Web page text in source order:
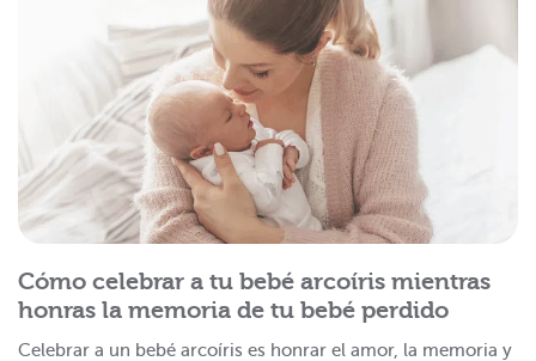
Cómo celebrar a tu bebé arcoíris mientras
honras la memoria de tu bebé perdido
Celebrar a un bebé arcoíris es honrar el amor, la memoria y